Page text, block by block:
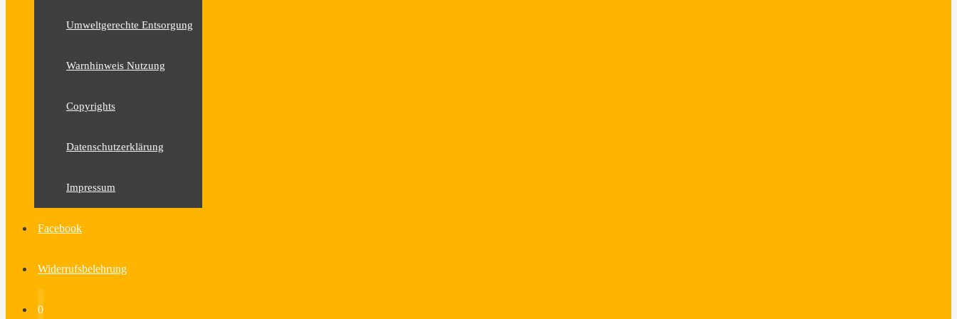
Umweltgerechte Entsorgung
Warnhinweis Nutzung
Copyrights
Datenschutzerklärung
Impressum
Facebook
Widerrufsbelehrung
0